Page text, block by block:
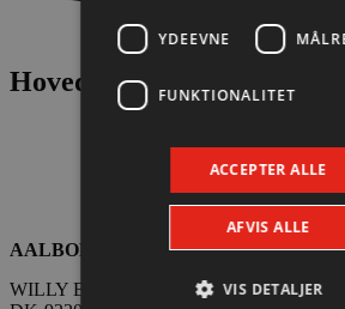
Hovedpartnere
AALBORG HÅNDBOLD A/S
WILLY BRANDTS VEJ 31
YDEEVNE
FUNKTIONALITET
ACCEPTER ALLE
AFVIS ALLE
VIS DETALJER